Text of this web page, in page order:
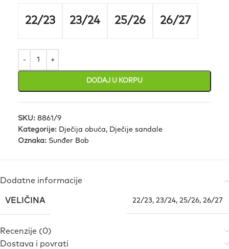
22/23 23/24 25/26 26/27
DODAJ U KORPU
SKU: 8861/9
Kategorije: Dječija obuća, Dječije sandale
Oznaka: Sunđer Bob
Dodatne informacije
VELIČINA 22/23, 23/24, 25/26, 26/27
Recenzije (0)
Dostava i povrati